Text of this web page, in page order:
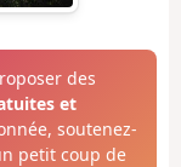
des
et
soutenez-
petit coup de